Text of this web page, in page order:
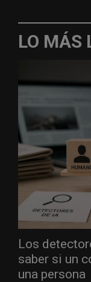
LO MÁS
Los
saber si un
una persona